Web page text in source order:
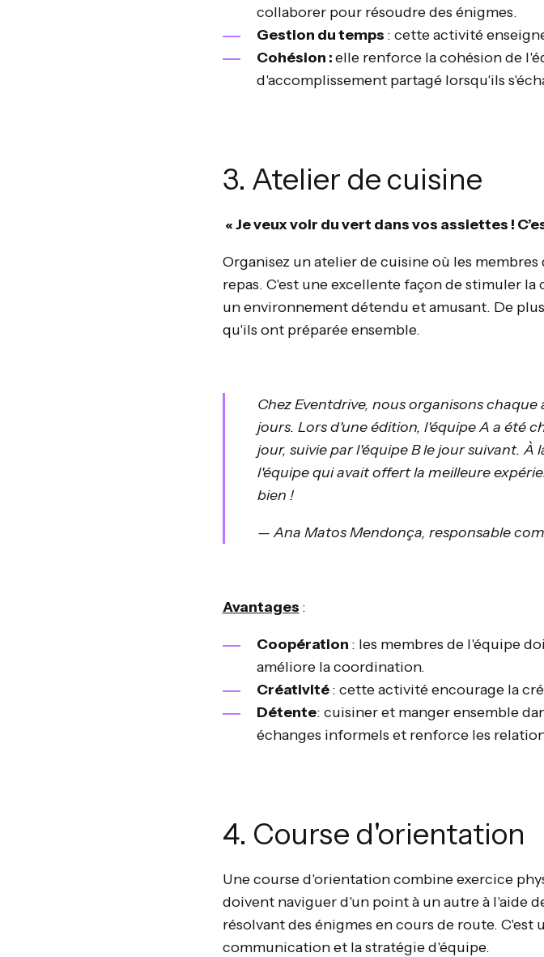
collaborer pour résoudre des énigmes.
Gestion du temps : cette activité
Cohésion :elle renforce la cohésion de
d'accomplissement partagé lorsqu'ils
3. Atelier de cuisine
« Je veux voir du vert dans vos assiettes !
Organisez un atelier de cuisine où les
repas. C'est une excellente façon de stimuler
un environnement détendu et amusant. De
qu'ils ont préparée ensemble.
Chez Eventdrive, nous organisons
jours. Lors d'une édition, l'équipe A a été
jour, suivie par l'équipe B le jour suivant.
l'équipe qui avait offert la meilleure
bien !
— Ana Matos Mendonça, responsable
Avantages :
Coopération : les membres de l'équipe
améliore la coordination.
Créativité: cette activité encourage la
Détente: cuisiner et manger ensemble
échanges informels et renforce les
4. Course d'orientation
Une course d'orientation combine exercice
doivent naviguer d'un point à un autre à l'aide
résolvant des énigmes en cours de route.
communication et la stratégie d'équipe.